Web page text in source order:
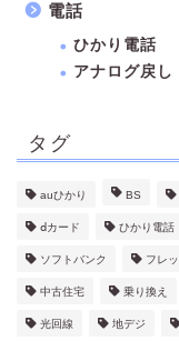
電話
ひかり電話
アナログ戻し
タグ
auひかり BS
ⅾカード ひかり電話
ソフトバンク フレ
中古住宅 乗り換え
光回線 地デジ